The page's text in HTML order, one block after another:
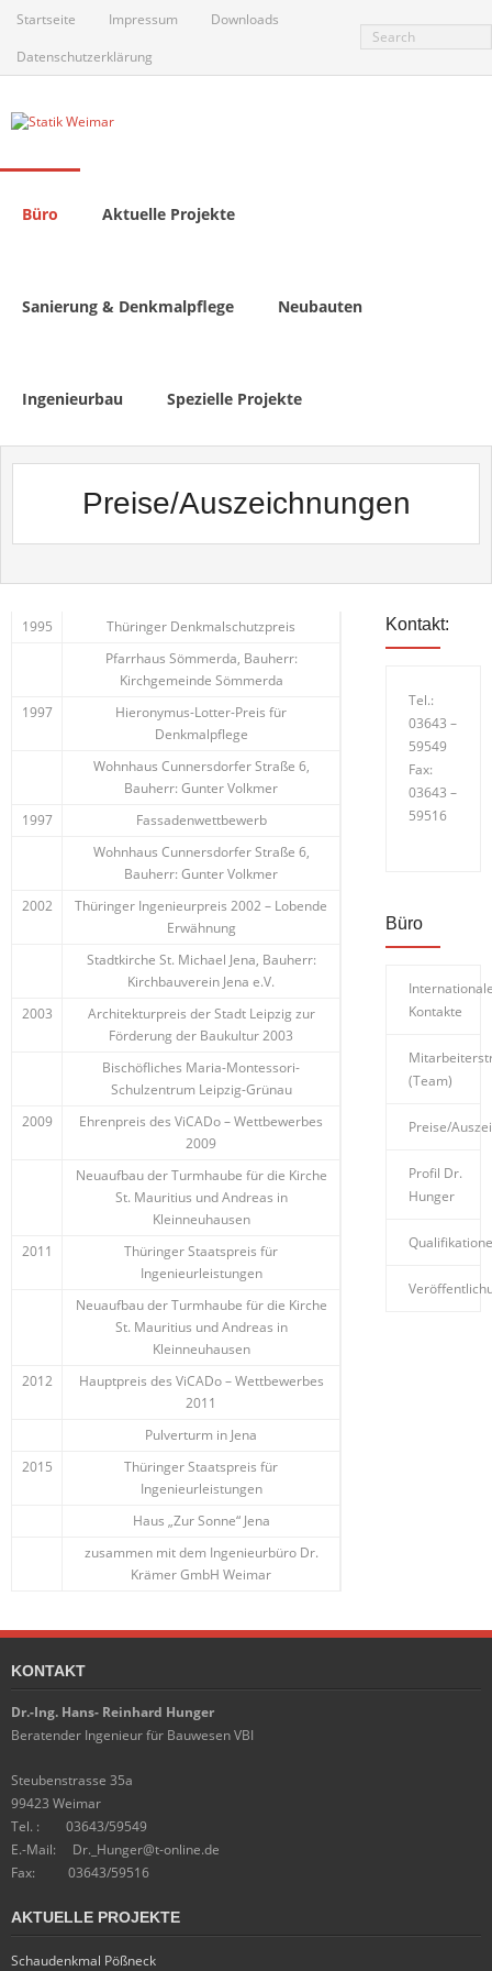
content
Startseite Impressum
Downloads
Datenschutzerklärung
Büro Aktuelle Projekte
Sanierung & Denkmalpflege Neubauten
Ingenieurbau Spezielle Projekte
Preise/Auszeichnungen
1995
Thüringer Denkmalschutzpreis
Pfarrhaus Sömmerda, Bauherr:
Kirchgemeinde Sömmerda
1997
Hieronymus-Lotter-Preis für
Denkmalpflege
Wohnhaus Cunnersdorfer Straße 6,
Bauherr: Gunter Volkmer
1997
Fassadenwettbewerb
Wohnhaus Cunnersdorfer Straße 6,
Bauherr: Gunter Volkmer
2002
Thüringer Ingenieurpreis 2002 – Lobende
Erwähnung
Stadtkirche St. Michael Jena, Bauherr:
Kirchbauverein Jena e.V.
2003
Architekturpreis der Stadt Leipzig zur
Förderung der Baukultur 2003
Bischöfliches Maria-Montessori-
Schulzentrum Leipzig-Grünau
2009
Ehrenpreis des ViCADo – Wettbewerbes
2009
Neuaufbau der Turmhaube für die Kirche
St. Mauritius und Andreas in
Kleinneuhausen
2011
Thüringer Staatspreis für
Ingenieurleistungen
Neuaufbau der Turmhaube für die Kirche
St. Mauritius und Andreas in
Kleinneuhausen
2012
Hauptpreis des ViCADo – Wettbewerbes
2011
Pulverturm in Jena
2015
Thüringer Staatspreis für
Ingenieurleistungen
Haus „Zur Sonne“ Jena
zusammen mit dem Ingenieurbüro Dr.
Krämer GmbH Weimar
Kontakt:
Tel.:
03643 –
59549
Fax:
03643 –
59516
Büro
Kontakte
(Team)
Preise/
Profil Dr.
Hunger
KONTAKT
Dr.-Ing. Hans- Reinhard Hunger
Beratender Ingenieur für Bauwesen VBI
Steubenstrasse 35a
99423 Weimar
Tel. : 03643/59549
E.-Mail: Dr._Hunger@t-online.de
Fax: 03643/59516
AKTUELLE PROJEKTE
Schaudenkmal Pößneck